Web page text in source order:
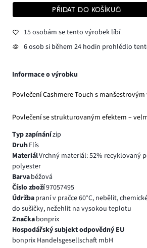
PŘIDAT DO KOŠÍKU
15 osobám se tento výrobek líbí
6 osob si během 24 hodin prohlédlo
Informace o výrobku
Povlečení Cashmere Touch s
Povlečení se strukturovaným efektem –
Typ zapínánízip
DruhFlís
MateriálVrchný materiál: 52% recyklovaný
polyester
Barvabéžová
Číslo zboží97057495
Údržbapraní v pračce 60°C, nebělit,
do sušičky, nežehlit na vysokou teplotu
Značkabonprix
Hospodářský subjekt odpovědný EU
bonprix Handelsgesellschaft mbH